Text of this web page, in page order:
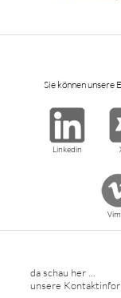
Sie können unsere
Linkedin
da schau her ...
unsere